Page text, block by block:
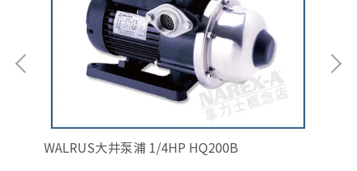
WALRUS大井泵浦 1/4HP HQ200B